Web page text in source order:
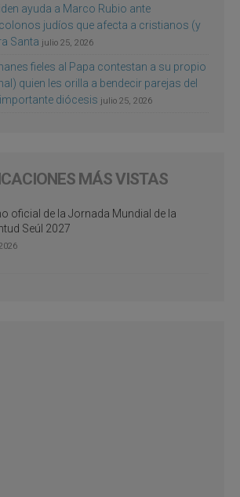
ayuda a Marco Rubio ante
judíos que afecta a cristianos (y
Santa julio 25, 2026
fieles al Papa contestan a su propio
quien les orilla a bendecir parejas del
diócesis julio 25, 2026
MÁS VISTAS
oficial de la Jornada Mundial de la
Seúl 2027